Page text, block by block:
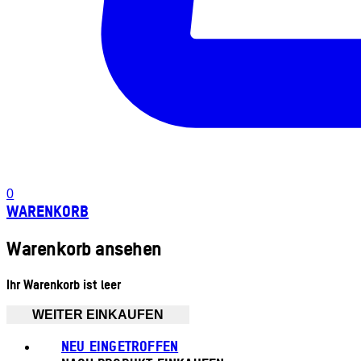
0
WARENKORB
Warenkorb ansehen
Ihr Warenkorb ist leer
WEITER EINKAUFEN
NEU EINGETROFFEN